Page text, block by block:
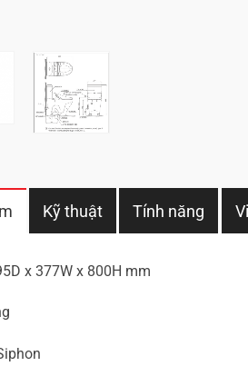
Kỹ thuật Tính năng
x 377W x 800H mm